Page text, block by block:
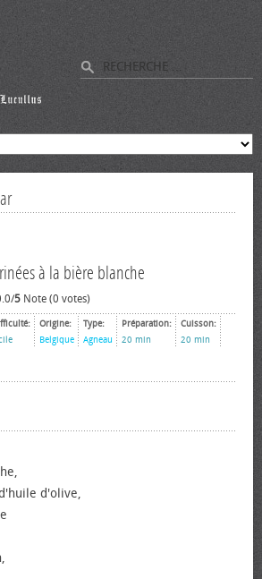
à la bière blanche
5 Note (0 votes)
Origine:
Belgique
Type:
Agneau
Préparation:
20 min
Cuisson:
20 min
d'olive,